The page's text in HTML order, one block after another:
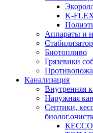
K-
Аппараты и
Биотопливо
Грязевики
Канализация
Внутренняя
Наружная
Септики,